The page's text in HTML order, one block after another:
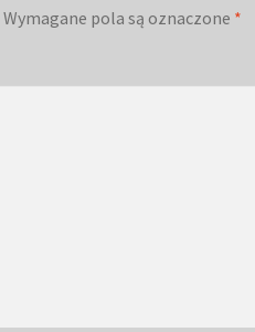
Wymagane pola są oznaczone *